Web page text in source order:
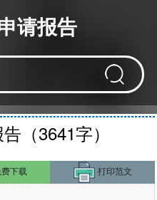
请报告
（3641字）
下载 打印范文